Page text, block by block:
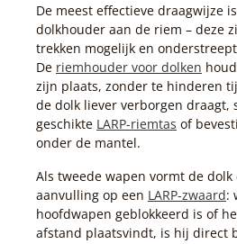
De meest effectieve draagwijze
dolkhouder aan de riem – deze
trekken mogelijk en
De riemhouder voor dolken
zijn plaats, zonder te hinderen
de dolk liever verborgen draagt,
geschikte LARP-riemtas of
onder de mantel.
Als tweede wapen vormt de
aanvulling op een LARP-zwaard:
hoofdwapen geblokkeerd is of
afstand plaatsvindt, is hij direct